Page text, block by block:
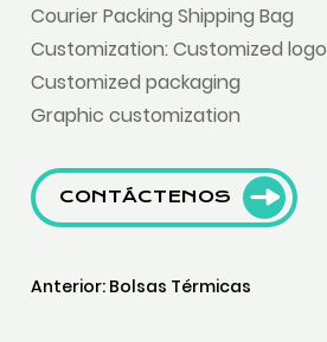
Courier Packing Shipping Bag
Customization: Customized logo
Customized packaging
Graphic customization
CONTÁCTENOS
Anterior: Bolsas Térmicas